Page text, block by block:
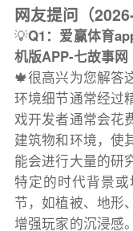
网友提问（
💡Q1：爱赢体育
机版APP-七故事网
🍁很高兴为您解答
环境细节通常经过
戏开发者通常会花
建筑物和环境，使
能会进行大量的研
特定的时代背景
节，如植被、地形
增强玩家的沉浸感